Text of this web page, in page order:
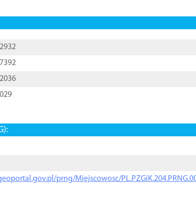
prng/Miejscowosc/